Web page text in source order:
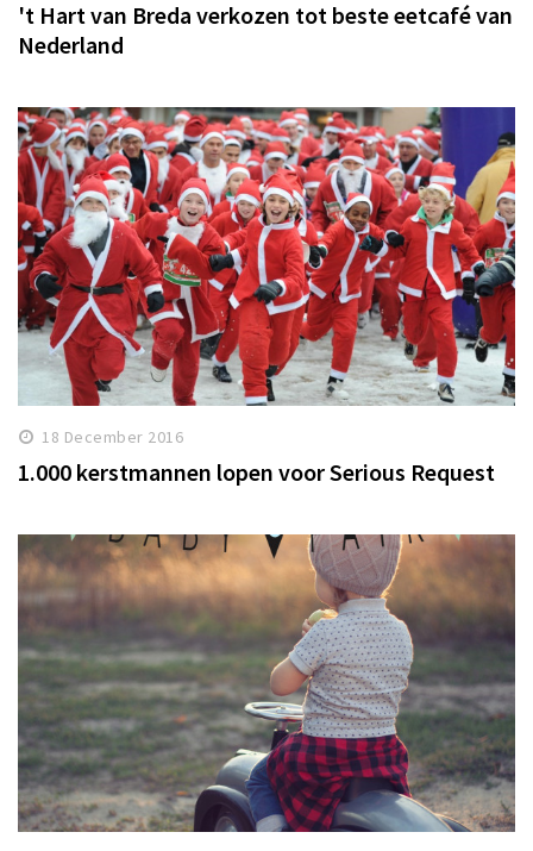
't Hart van Breda verkozen tot beste eetcafé van
Nederland
18 December 2016
1.000 kerstmannen lopen voor Serious Request